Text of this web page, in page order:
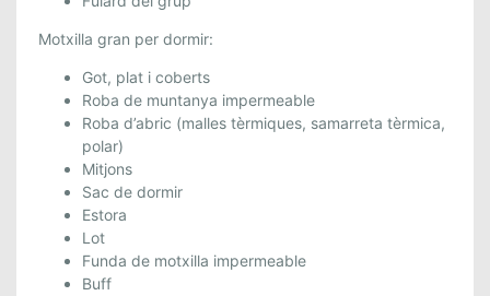
Motxilla gran per dormir:
Got, plat i coberts
Roba de muntanya impermeable
Roba d’abric (malles tèrmiques, samarreta tèrmica,
polar)
Mitjons
Sac de dormir
Estora
Lot
Funda de motxilla impermeable
Buff